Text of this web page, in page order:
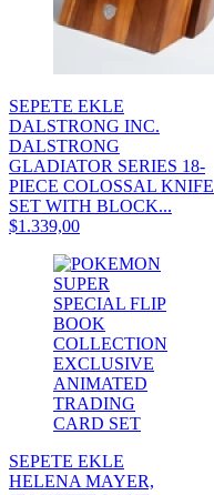
SEPETE EKLE
DALSTRONG INC.
DALSTRONG
GLADIATOR SERIES 18-
PIECE COLOSSAL KNIFE
SET WITH BLOCK...
$1.339,00
SEPETE EKLE
HELENA MAYER,